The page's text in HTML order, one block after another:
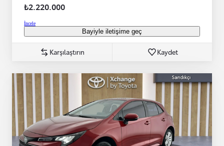
₺2.220.000
İncele
Bayiyle iletişime geç
Karşılaştırın Kaydet